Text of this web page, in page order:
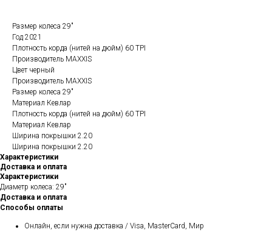
Размер колеса 29"
Год 2021
Плотность корда (нитей на дюйм) 60 TPI
Производитель MAXXIS
Цвет черный
Производитель MAXXIS
Размер колеса 29"
Материал Кевлар
Плотность корда (нитей на дюйм) 60 TPI
Материал Кевлар
Ширина покрышки 2.20
Ширина покрышки 2.20
Характеристики
Доставка и оплата
Характеристики
Диаметр колеса: 29"
Доставка и оплата
Способы оплаты
Онлайн, если нужна доставка / Visa, MasterCard, Мир